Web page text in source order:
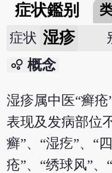
症状鑑别
症状 湿疹
bubble_chart 概念
湿疹属中医“癣
表现及发病部位
癣”、“湿疙”、“
疮”、“绣球风”